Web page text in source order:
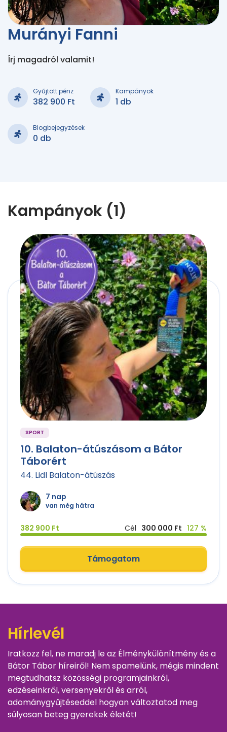
Murányi Fanni
Írj magadról valamit!
Gyűjtött pénz
382 900 Ft
Kampányok
1 db
Blogbejegyzések
0 db
Kampányok (1)
SPORT
10. Balaton-átúszásom a Bátor
Táborért
44. Lidl Balaton-átúszás
7 nap
van még hátra
382 900 Ft Cél 300 000 Ft 127 %
Támogatom
Hírlevél
Iratkozz fel, ne maradj le az Élménykülönítmény és a
Bátor Tábor híreiről! Nem spamelünk, mégis mindent
megtudhatsz közösségi programjainkról,
edzéseinkről, versenyekről és arról,
adománygyűjtéseddel hogyan változtatod meg
súlyosan beteg gyerekek életét!